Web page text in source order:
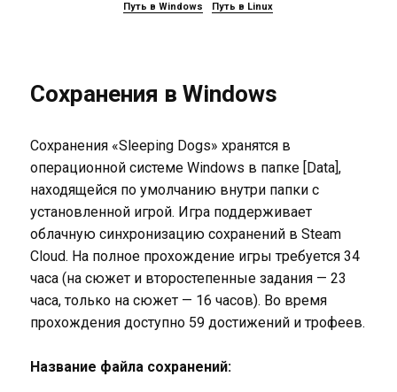
Путь в Windows Путь в Linux
Сохранения в Windows
Сохранения «Sleeping Dogs» хранятся в
операционной системе Windows в папке [Data],
находящейся по умолчанию внутри папки с
установленной игрой. Игра поддерживает
облачную синхронизацию сохранений в Steam
Cloud. На полное прохождение игры требуется 34
часа (на сюжет и второстепенные задания — 23
часа, только на сюжет — 16 часов). Во время
прохождения доступно 59 достижений и трофеев.
Название файла сохранений: